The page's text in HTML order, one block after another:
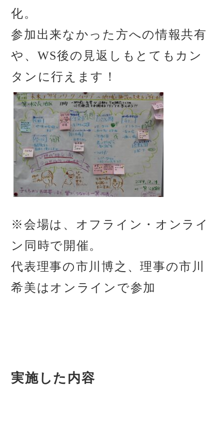
化。
参加出来なかった方への情報共有
や、WS後の見返しもとてもカン
タンに行えます！
※会場は、オフライン・オンライ
ン同時で開催。
代表理事の市川博之、理事の市川
希美はオンラインで参加
実施した内容